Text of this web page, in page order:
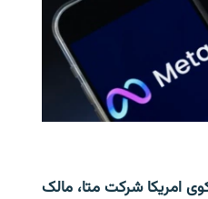
امریکا شرکت متا، مالک